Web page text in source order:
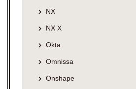
NX
NX X
Okta
Omnissa
Onshape